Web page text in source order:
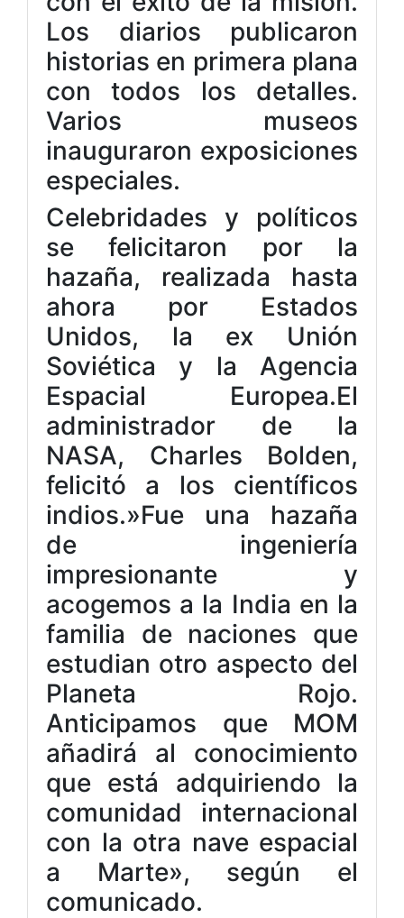
Los diarios publicaron
historias en primera plana
con todos los detalles.
Varios museos
inauguraron exposiciones
especiales.
Celebridades y políticos
se felicitaron por la
hazaña, realizada hasta
ahora por Estados
Unidos, la ex Unión
Soviética y la Agencia
Espacial Europea.El
administrador de la
NASA, Charles Bolden,
felicitó a los científicos
indios.»Fue una hazaña
de ingeniería
impresionante y
acogemos a la India en la
familia de naciones que
estudian otro aspecto del
Planeta Rojo.
Anticipamos que MOM
añadirá al conocimiento
que está adquiriendo la
comunidad internacional
con la otra nave espacial
a Marte», según el
comunicado.